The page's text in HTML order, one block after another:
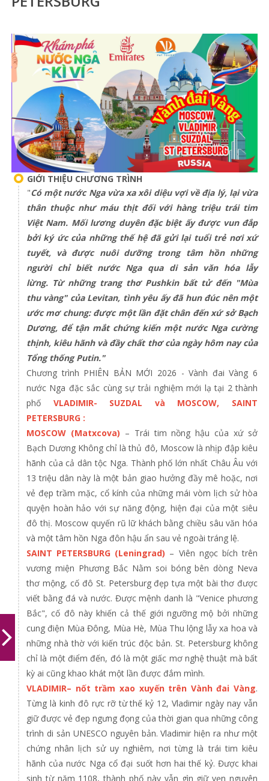
GIỚI THIỆU CHƯƠNG TRÌNH
"Có một nước Nga vừa xa xôi diệu vợi về địa lý, lại vừa
thân thuộc như máu thịt đối với hàng triệu trái tim
Việt Nam. Mối lương duyên đặc biệt ấy được vun đắp
bởi ký ức của những thế hệ đã gửi lại tuổi trẻ nơi xứ
tuyết, và được nuôi dưỡng trong tâm hồn những
người chỉ biết nước Nga qua di sản văn hóa lẫy
lừng. Từ những trang thơ Pushkin bất tử đến "Mùa
thu vàng" của Levitan, tình yêu ấy đã hun đúc nên một
ước mơ chung: được một lần đặt chân đến xứ sở Bạch
Dương, để tận mắt chứng kiến một nước Nga cường
thịnh, kiêu hãnh và đầy chất thơ của ngày hôm nay của
Tổng thống Putin."
Chương trình PHIÊN BẢN MỚI 2026 - Vành đai Vàng 6
nước Nga đặc sắc cùng sự trải nghiệm mới lạ tại 2 thành
phố VLADIMIR- SUZDAL và MOSCOW, SAINT
PETERSBURG :
MOSCOW (Matxcova) – Trái tim nồng hậu của xứ sở
Bạch Dương Không chỉ là thủ đô, Moscow là nhịp đập kiêu
hãnh của cả dân tộc Nga. Thành phố lớn nhất Châu Âu với
13 triệu dân này là một bản giao hưởng đầy mê hoặc, nơi
vẻ đẹp trầm mặc, cổ kính của những mái vòm lịch sử hòa
quyện hoàn hảo với sự năng động, hiện đại của một siêu
đô thị. Moscow quyến rũ lữ khách bằng chiều sâu văn hóa
và một tâm hồn Nga đôn hậu ẩn sau vẻ ngoài tráng lệ.
SAINT PETERSBURG (Leningrad) – Viên ngọc bích trên
vương miện Phương Bắc Nằm soi bóng bên dòng Neva
thơ mộng, cố đô St. Petersburg đẹp tựa một bài thơ được
viết bằng đá và nước. Được mệnh danh là "Venice phương
Bắc", cố đô này khiến cả thế giới ngưỡng mộ bởi những
cung điện Mùa Đông, Mùa Hè, Mùa Thu lộng lẫy xa hoa và
những nhà thờ với kiến trúc độc bản. St. Petersburg không
chỉ là một điểm đến, đó là một giấc mơ nghệ thuật mà bất
kỳ ai cũng khao khát một lần được đắm mình.
VLADIMIR– nốt trầm xao xuyến trên Vành đai Vàng.
Từng là kinh đô rực rỡ từ thế kỷ 12, Vladimir ngày nay vẫn
giữ được vẻ đẹp ngưng đọng của thời gian qua những công
trình di sản UNESCO nguyên bản. Vladimir hiện ra như một
chứng nhân lịch sử uy nghiêm, nơi từng là trái tim kiêu
hãnh của nước Nga cổ đại suốt hơn hai thế kỷ. Được khai
sinh từ năm 1108, thành phố này vẫn gìn giữ vẹn nguyên